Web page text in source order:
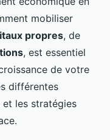
mobiliser
propres, de
, est essentiel
de votre
différentes
et les stratégies